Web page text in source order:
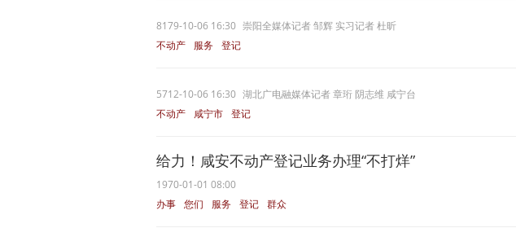
8179-10-06 16:30 崇阳全媒体记者 邹辉 实习记者 杜昕
不动产
服务 登记
5712-10-06 16:30 湖北广电融媒体记者 章珩 阴志维 咸宁台
不动产
咸宁市 登记
给力！咸安不动产登记业务办理“不打烊”
1970-01-01 08:00
办事 您们 服务 登记 群众